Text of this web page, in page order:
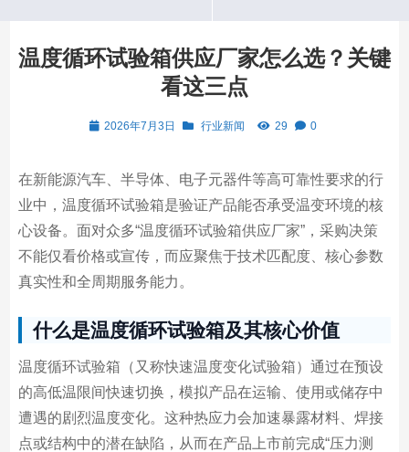
温度循环试验箱供应厂家怎么选？关键
看这三点
2026年7月3日 行业新闻 29 0
在新能源汽车、半导体、电子元器件等高可靠性要求的行
业中，温度循环试验箱是验证产品能否承受温变环境的核
心设备。面对众多“温度循环试验箱供应厂家”，采购决策
不能仅看价格或宣传，而应聚焦于技术匹配度、核心参数
真实性和全周期服务能力。
什么是温度循环试验箱及其核心价值
温度循环试验箱（又称快速温度变化试验箱）通过在预设
的高低温限间快速切换，模拟产品在运输、使用或储存中
遭遇的剧烈温度变化。这种热应力会加速暴露材料、焊接
点或结构中的潜在缺陷，从而在产品上市前完成“压力测